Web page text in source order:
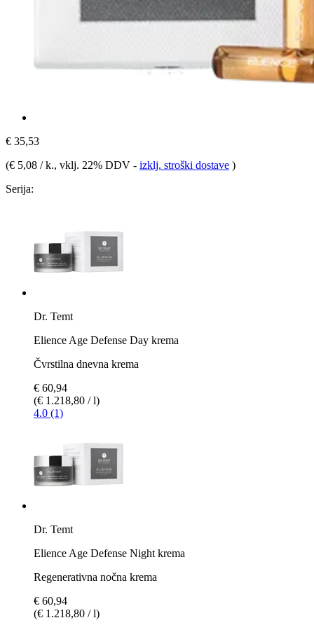
€ 35,53
(€ 5,08 / k., vklj. 22% DDV - izklj. stroški dostave )
Serija:
Dr. Temt
Elience Age Defense Day krema
Čvrstilna dnevna krema
€ 60,94
(€ 1.218,80 / l)
4.0 (1)
Dr. Temt
Elience Age Defense Night krema
Regenerativna nočna krema
€ 60,94
(€ 1.218,80 / l)